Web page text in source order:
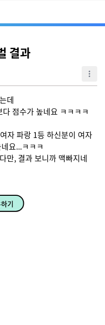
결과
데
점수가 높네요 ㅋㅋㅋㅋ
자 파랑 1등 하신분이 여자
요...ㅋㅋㅋ
만, 결과 보니까 맥빠지네
기